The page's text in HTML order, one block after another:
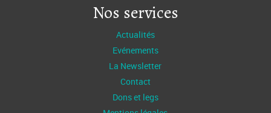
Nos services
Actualités
Evénements
La Newsletter
Contact
Dons et legs